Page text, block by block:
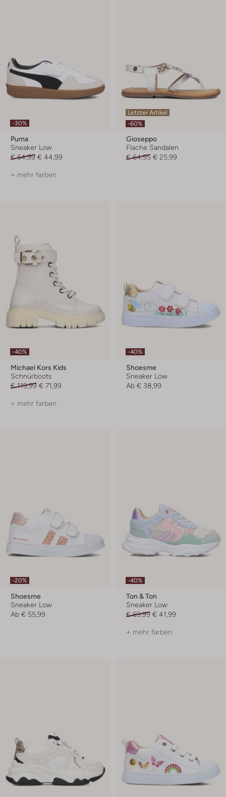
-30%
Puma
Sneaker Low
€ 64,99 € 44,99
+ mehr farben
Letzter Artikel
-60%
Gioseppo
Flache Sandalen
€ 64,95 € 25,99
-40%
Michael Kors Kids
Schnürboots
€ 119,99 € 71,99
+ mehr farben
-40%
Shoesme
Sneaker Low
Ab € 38,99
-20%
Shoesme
Sneaker Low
Ab € 55,99
-40%
Ton & Ton
Sneaker Low
€ 69,99 € 41,99
+ mehr farben